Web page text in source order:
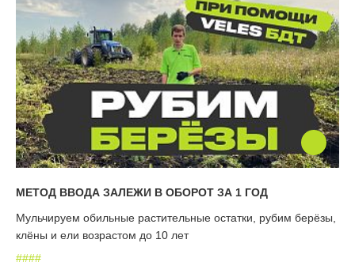
МЕТОД ВВОДА ЗАЛЕЖИ В ОБОРОТ ЗА 1 ГОД
Мульчируем обильные растительные остатки, рубим берёзы,
клёны и ели возрастом до 10 лет
####